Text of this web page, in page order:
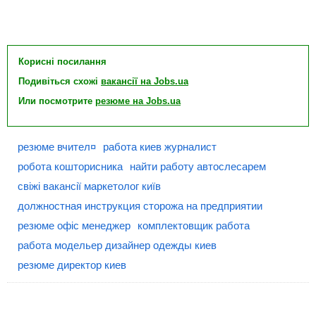
Корисні посилання
Подивіться схожі вакансії на Jobs.ua
Или посмотрите резюме на Jobs.ua
резюме вчител¤
работа киев журналист
робота кошторисника
найти работу автослесарем
свіжі вакансії маркетолог київ
должностная инструкция сторожа на предприятии
резюме офіс менеджер
комплектовщик работа
работа модельер дизайнер одежды киев
резюме директор киев